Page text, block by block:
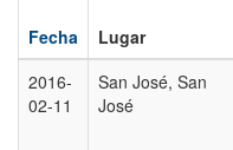
Fecha Lugar
2016-
02-11
San José, San
José